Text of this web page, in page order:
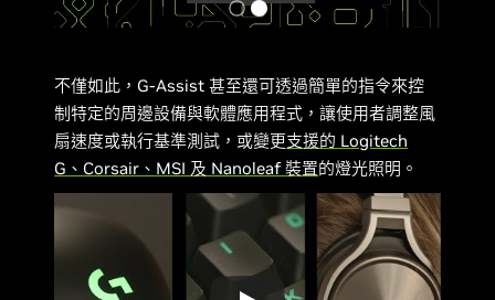
不僅如此，G-Assist 甚至還可透過簡單的指令來控
制特定的周邊設備與軟體應用程式，讓使用者調整風
扇速度或執行基準測試，或變更支援的 Logitech
G、Corsair、MSI 及 Nanoleaf 裝置的燈光照明。